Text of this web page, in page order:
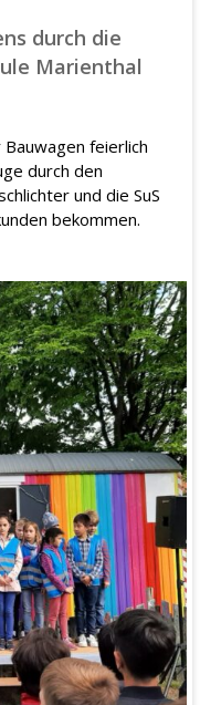
durch die
Marienthal
feierlich
durch den
und die SuS
bekommen.